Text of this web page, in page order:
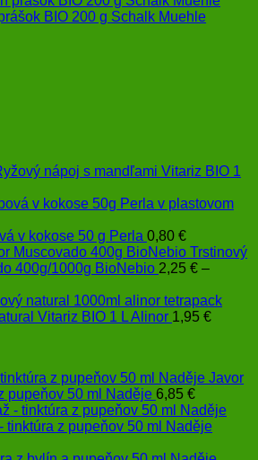
BIO 200 g Schalk Muehle
nápoj s mandľami Vitariz BIO 1
v kokose 50 g Perla 0,80 €
Trstinový
400g/1000g BioNebio 2,25 € –
Vitariz BIO 1 L Alinor 1,95 €
Javor
pupeňov 50 ml Naděje 6,85 €
tinktúra z pupeňov 50 ml Naděje